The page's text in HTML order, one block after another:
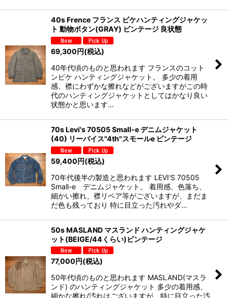
40s Frence フランス ピケハンティングジャケッ
ト 動物ボタン(GRAY) ビンテージ 良状態
69,300円(税込)
40年代頃のものと思われます フランスのコット
ンピケ ハンティングジャケット。 多少の着用
感、襟にわずかな擦れなどがございますがこの時
代のハンティングジャケットとしてはかなり良い
状態かと思います…
70s Levi's 70505 Small-e デニムジャケット
(40) リーバイス"4th"スモールe ビンテージ
59,400円(税込)
70年代後半の製造と思われます LEVI'S 70505
Small-e デニムジャケット。 着用感、色落ち、
細かい擦れ、襟リペア等がございますが、まだま
だ色も残っており 特に目立った汚れやダ…
50s MASLAND マスランド ハンティングジャケ
ット(BEIGE/44くらい)ビンテージ
77,000円(税込)
50年代頃のものと思われます MASLAND(マスラ
ンド) のハンティングジャケット 多少の着用感、
細かな擦れ/汚れはございますが、特に目立った汚